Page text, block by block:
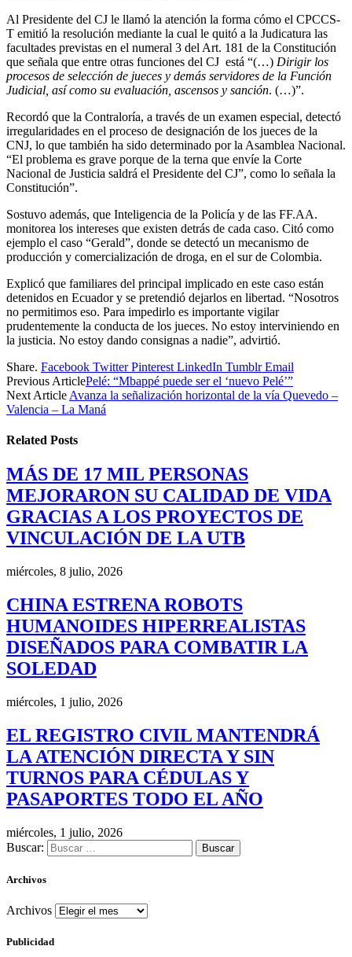
Al Presidente del CJ le llamó la atención la forma cómo el CPCCS-
T emitió la resolución mediante la cual le quitó a la Judicatura las
facultades previstas en el numeral 3 del Art. 181 de la Constitución
que señala que entre otras funciones del CJ está “(…) Dirigir los
procesos de selección de jueces y demás servidores de la Función
Judicial, así como su evaluación, ascensos y sanción. (…)”.
Recordó que la Contraloría, a través de un examen especial, detectó
irregularidades en el proceso de designación de los jueces de la
CNJ, lo que también ha sido determinado por la Asamblea Nacional.
“El problema es grave porque de la terna que envíe la Corte
Nacional de Justicia saldrá el Presidente del CJ”, como lo señala la
Constitución”.
Sostuvo además, que Inteligencia de la Policía y de las FF.AA.
monitorea los intereses que existen detrás de cada caso. Citó como
ejemplo el caso “Gerald”, donde se detectó un mecanismo de
producción y comercialización de droga, en el sur de Colombia.
Explicó que familiares del principal implicado en este caso están
detenidos en Ecuador y se pretendió dejarlos en libertad. “Nosotros
no permitimos eso. Para impedirlo es importante vigilar
prudentemente la conducta de los jueces. No estoy interviniendo en
la justicia. No estoy dando consignas a nadie”, advirtió.
Share. Facebook Twitter Pinterest LinkedIn Tumblr Email
Previous ArticlePelé: “Mbappé puede ser el ‘nuevo Pelé’”
Next Article Avanza la señalización horizontal de la vía Quevedo –
Valencia – La Maná
Related Posts
MÁS DE 17 MIL PERSONAS
MEJORARON SU CALIDAD DE VIDA
GRACIAS A LOS PROYECTOS DE
VINCULACIÓN DE LA UTB
miércoles, 8 julio, 2026
CHINA ESTRENA ROBOTS
HUMANOIDES HIPERREALISTAS
DISEÑADOS PARA COMBATIR LA
SOLEDAD
miércoles, 1 julio, 2026
EL REGISTRO CIVIL MANTENDRÁ
LA ATENCIÓN DIRECTA Y SIN
TURNOS PARA CÉDULAS Y
PASAPORTES TODO EL AÑO
miércoles, 1 julio, 2026
Buscar:
Archivos
Archivos
Publicidad